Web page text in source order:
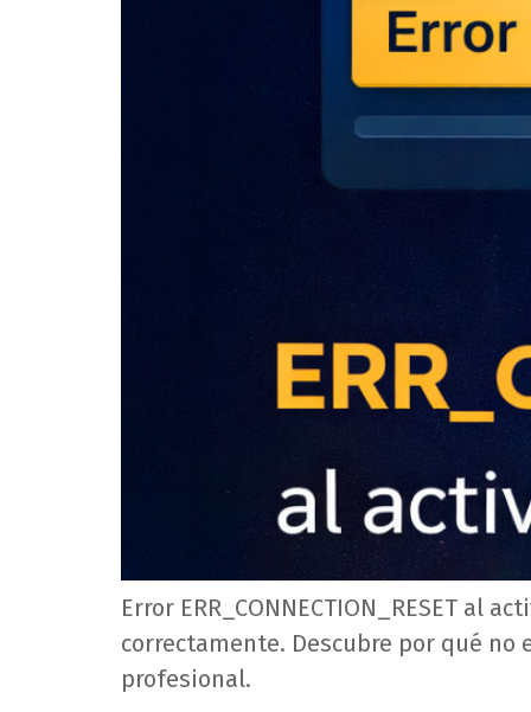
Error ERR_CONNECTION_RESET al
correctamente. Descubre por qué
profesional.